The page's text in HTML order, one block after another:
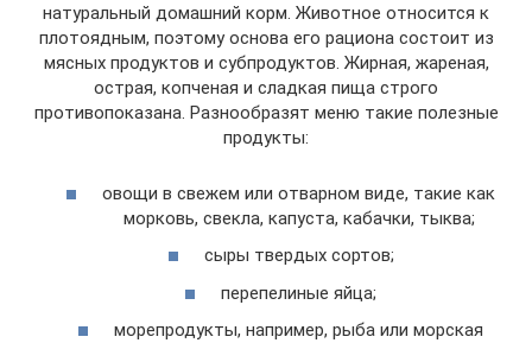
натуральный домашний корм. Животное относится к
плотоядным, поэтому основа его рациона состоит из
мясных продуктов и субпродуктов. Жирная, жареная,
острая, копченая и сладкая пища строго
противопоказана. Разнообразят меню такие полезные
продукты:
овощи в свежем или отварном виде, такие как
морковь, свекла, капуста, кабачки, тыква;
сыры твердых сортов;
перепелиные яйца;
морепродукты, например, рыба или морская